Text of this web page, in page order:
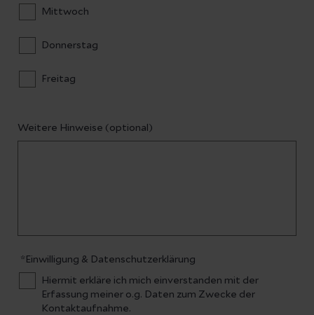
Mittwoch
Donnerstag
Freitag
Weitere Hinweise (optional)
*Einwilligung & Datenschutzerklärung
Hiermit erkläre ich mich einverstanden mit der
Erfassung meiner o.g. Daten zum Zwecke der
Kontaktaufnahme.